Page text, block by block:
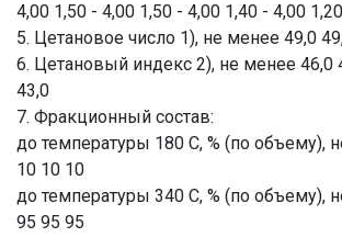
4,00 1,50 - 4,00 1,50 - 4,00 1,40 - 4,00
5. Цетановое число 1), не менее 49,0
6. Цетановый индекс 2), не менее 46,0
43,0
7. Фракционный состав:
до температуры 180 С, % (по объему),
10 10 10
до температуры 340 С, % (по объему),
95 95 95